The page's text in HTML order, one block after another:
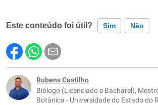
Este conteúdo foi útil? Sim Não
Este conteúdo contém informação
Este conteúdo não tem a informação que
Outro
Rubens Castilho
Biólogo (Licenciado e Bacharel),
Botânica - Universidade do Estado do